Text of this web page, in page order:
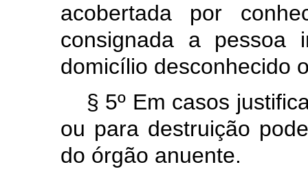
acobertada por
consignada a pessoa
domicílio desconhecido
§ 5º Em casos
ou para destruição
do órgão anuente.